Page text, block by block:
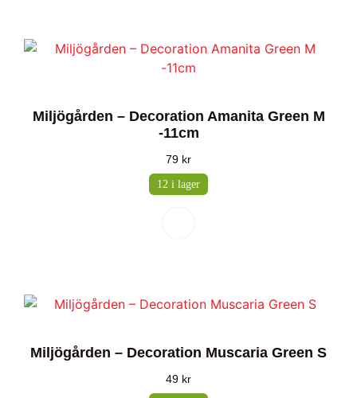
Miljögården – Decoration Amanita Green M
-11cm
79 kr
12 i lager
Miljögården – Decoration Muscaria Green S
49 kr